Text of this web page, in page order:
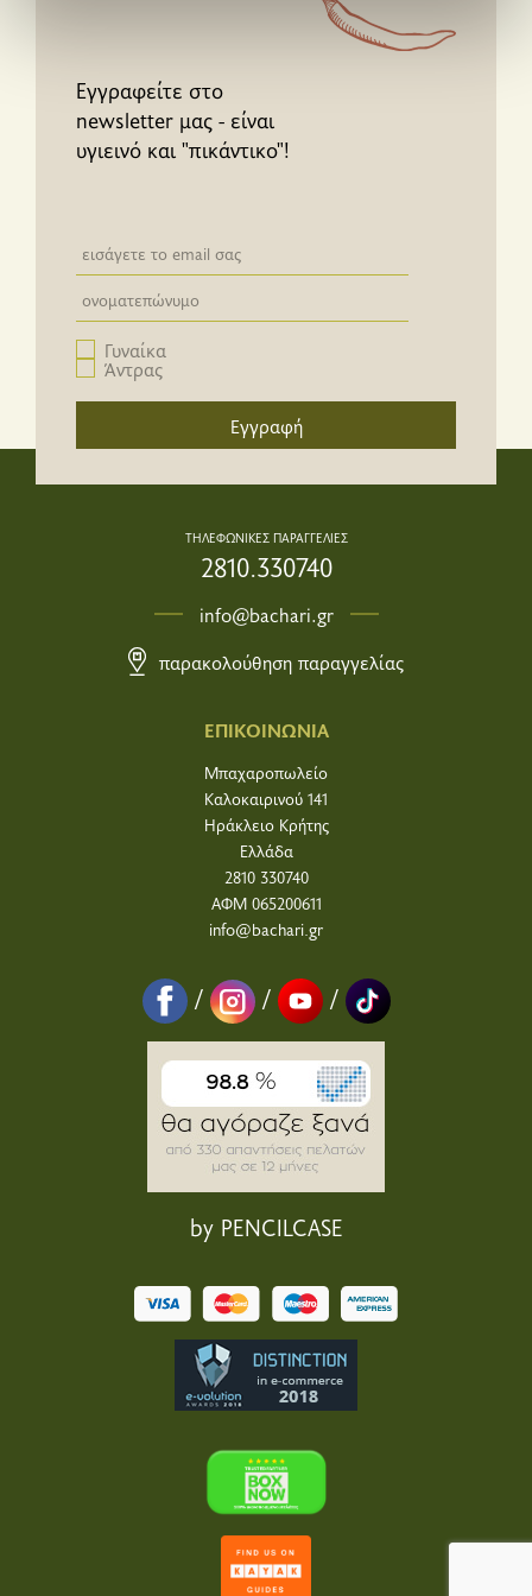
χρησιμοποιείτε τον ιστότοπό μας με συνεργάτες
κοινωνικών μέσων, διαφήμισης και αναλύσεων, οι
οποίοι ενδεχομένως να τις συνδυάσουν με άλλες
πληροφορίες που τους έχετε παραχωρήσει ή τις οποίες
έχουν συλλέξει σε σχέση με την από μέρους σας χρήση
των υπηρεσιών τους.
Εγγραφείτε στο
newsletter μας - είναι
υγιεινό και "πικάντικο"!
Newsletter email input field
Newsletter email input field
Γυναίκα
Άντρας
Εγγραφή
ΕΠΙΚΟΙΝΩΝΙΑ
Μπαχαροπωλείο
Καλοκαιρινού 141
Ηράκλειο Κρήτης
Ελλάδα
2810 330740
ΑΦΜ 065200611
info@bachari.gr
/ / /
by PENCILCASE
ΤΗΛΕΦΩΝΙΚΕΣ ΠΑΡΑΓΓΕΛΙΕΣ
2810.330740
info@bachari.gr
παρακολούθηση παραγγελίας